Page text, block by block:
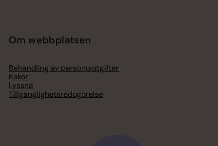
Om webbplatsen
Behandling av personuppgifter
Kakor
Lyssna
Tillgänglighetsredogörelse